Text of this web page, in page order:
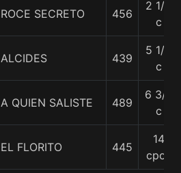
ROCE SECRETO 456
2 1/2
c
ALCIDES 439
5 1/4
c
A QUIEN SALISTE 489
6 3/4
c
EL FLORITO 445
14
cpos